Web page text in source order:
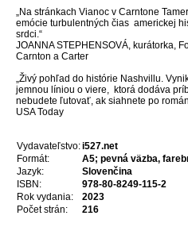
„Na stránkach Vianoc v Carntone
emócie turbulentných čias americkej
srdci.“
JOANNA STEPHENSOVÁ, kurátorka,
Carnton a Carter
„Živý pohľad do histórie Nashvillu.
jemnou líniou o viere, ktorá dodáva
nebudete ľutovať, ak siahnete po
USA Today
Vydavateľstvo:i527.net
Formát:
A5; pevná väzba,
Jazyk:
Slovenčina
ISBN:
978-80-8249-115-2
Rok vydania:
2023
Počet strán:
216